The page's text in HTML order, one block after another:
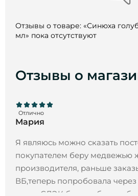
Отзывы о товаре: «Синюха
мл» пока отсутствуют
Отзывы о
Отлично
Мария
Я являюсь можно сказать
покупателем беру медвежью
производителя, раньше
ВБ,теперь попробовала через
через СДЭК без проблем и